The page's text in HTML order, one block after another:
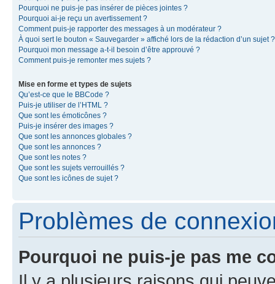
Pourquoi ne puis-je pas insérer de pièces jointes ?
Pourquoi ai-je reçu un avertissement ?
Comment puis-je rapporter des messages à un modérateur ?
À quoi sert le bouton « Sauvegarder » affiché lors de la rédaction d’un sujet ?
Pourquoi mon message a-t-il besoin d’être approuvé ?
Comment puis-je remonter mes sujets ?
Mise en forme et types de sujets
Qu’est-ce que le BBCode ?
Puis-je utiliser de l’HTML ?
Que sont les émoticônes ?
Puis-je insérer des images ?
Que sont les annonces globales ?
Que sont les annonces ?
Que sont les notes ?
Que sont les sujets verrouillés ?
Que sont les icônes de sujet ?
Problèmes de
Pourquoi ne puis-je pas me